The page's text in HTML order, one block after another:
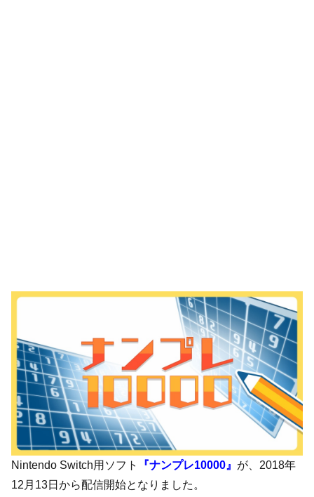
Nintendo Switch用ソフト 『ナンプレ10000』 が、2018年
12月13日から配信開始となりました。